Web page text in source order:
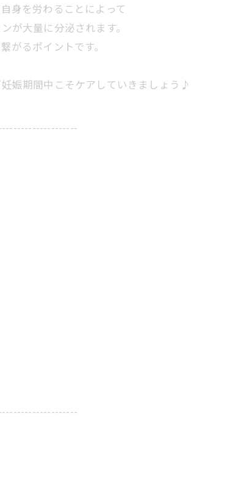
身を労わることによって
が大量に分泌されます。
がるポイントです。
娠期間中こそケアしていきましょう♪